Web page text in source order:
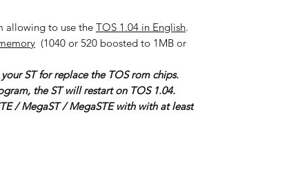
allowing to use the TOS 1.04 in English.
(1040 or 520 boosted to 1MB or
ST for replace the TOS rom chips.
the ST will restart on TOS 1.04.
/ MegaST / MegaSTE with with at least